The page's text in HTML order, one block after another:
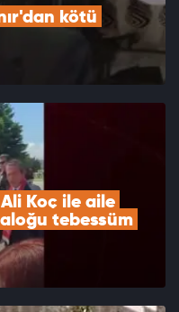
kötü
Koç ile aile
tebessüm